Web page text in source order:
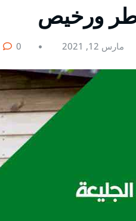
ورخيص
مارس 12, 2021 0